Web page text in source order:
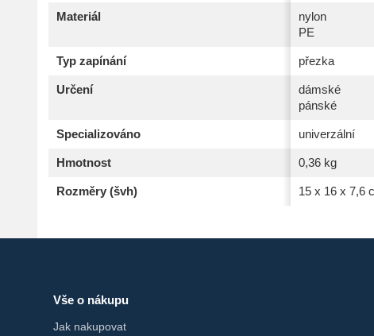
Materiál
nylon
PE
Typ zapínání přezka
Určení
dámské
pánské
Specializováno univerzální
Hmotnost 0,36 kg
Rozměry (švh) 15 x 16 x 7,6
Vše o nákupu
Jak nakupovat